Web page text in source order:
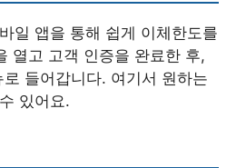
일 앱을 통해 쉽게 이체한도를
열고 고객 인증을 완료한 후,
로 들어갑니다. 여기서 원하는
있어요.